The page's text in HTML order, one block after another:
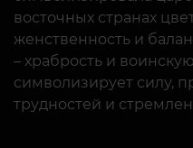
восточных странах
женственность и
– храбрость и
символизирует силу,
трудностей и